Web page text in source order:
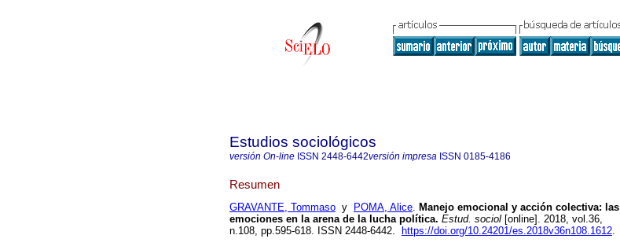
Estudios sociológicos
versión On-line ISSN 2448-6442versión impresa ISSN 0185-4186
Resumen
GRAVANTE, Tommaso y POMA, Alice. Manejo emocional y acción colectiva: las
emociones en la arena de la lucha política. Estud. sociol [online]. 2018, vol.36,
n.108, pp.595-618. ISSN 2448-6442.
https://doi.org/10.24201/es.2018v36n108.1612.